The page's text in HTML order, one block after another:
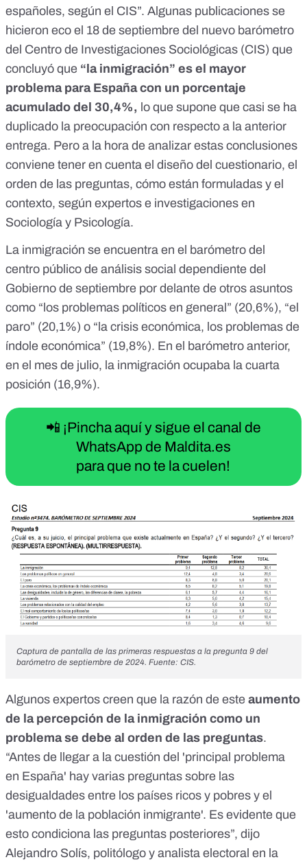
españoles, según el CIS”. Algunas publicaciones se
hicieron eco el 18 de septiembre del nuevo barómetro
del Centro de Investigaciones Sociológicas (CIS) que
concluyó que “la inmigración” es el mayor
problema para España con un porcentaje
acumulado del 30,4%, lo que supone que casi se ha
duplicado la preocupación con respecto a la anterior
entrega. Pero a la hora de analizar estas conclusiones
conviene tener en cuenta el diseño del cuestionario, el
orden de las preguntas, cómo están formuladas y el
contexto, según expertos e investigaciones en
Sociología y Psicología.
La inmigración se encuentra en el barómetro del
centro público de análisis social dependiente del
Gobierno de septiembre por delante de otros asuntos
como “los problemas políticos en general” (20,6%), “el
paro” (20,1%) o “la crisis económica, los problemas de
índole económica” (19,8%). En el barómetro anterior,
en el mes de julio, la inmigración ocupaba la cuarta
posición (16,9%).
📲 ¡Pincha aquí y sigue el canal de
WhatsApp de Maldita.es
para que no te la cuelen!
Captura de pantalla de las primeras respuestas a la pregunta 9 del
barómetro de septiembre de 2024. Fuente: CIS.
Algunos expertos creen que la razón de este aumento
de la percepción de la inmigración como un
problema se debe al orden de las preguntas.
“Antes de llegar a la cuestión del 'principal problema
en España' hay varias preguntas sobre las
desigualdades entre los países ricos y pobres y el
'aumento de la población inmigrante'. Es evidente que
esto condiciona las preguntas posteriores”, dijo
Alejandro Solís, politólogo y analista electoral en la